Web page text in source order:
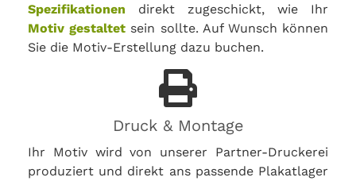
Spezifikationen direkt zugeschickt, wie Ihr
Motiv gestaltet sein sollte. Auf Wunsch können
Sie die Motiv-Erstellung dazu buchen.
Druck & Montage
Ihr Motiv wird von unserer Partner-Druckerei
produziert und direkt ans passende Plakatlager